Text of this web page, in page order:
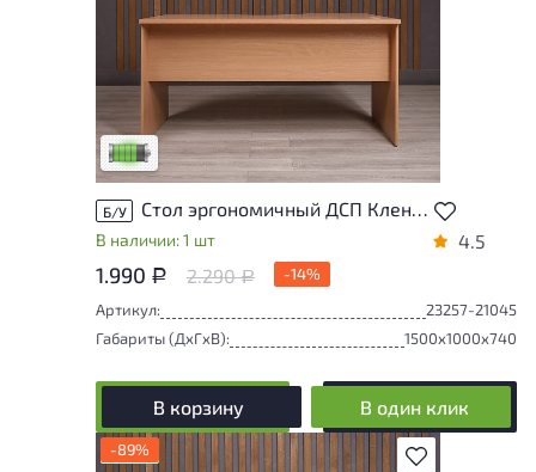
У товара присутствуют незначительные
следы эксплуатации, не влияющие на
удобство его использования
Низкая степень износа
Б/У Стол эргономичный ДСП Клен Россия
В наличии: 1 шт 4.5
1.990 Р 2.290Р
-14%
Артикул:
23257-21045
Габариты (ДxГxВ):
1500x1000x740
В корзину В один клик
В избранное
-89%